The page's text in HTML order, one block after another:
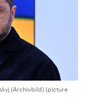
(Archivbild) (picture